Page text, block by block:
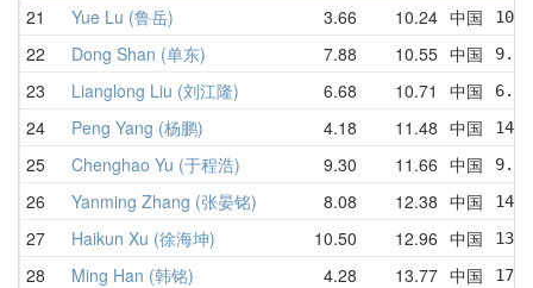
21 Yue Lu (鲁岳) 3.66 10.24 中国
22 Dong Shan (单东) 7.88 10.55 中国
23 Lianglong Liu (刘江隆) 6.68 10.71 中国
24 Peng Yang (杨鹏) 4.18 11.48 中国
25 Chenghao Yu (于程浩) 9.30 11.66 中国
26 Yanming Zhang (张晏铭) 8.08 12.38 中国
27 Haikun Xu (徐海坤) 10.50 12.96 中国
28 Ming Han (韩铭) 4.28 13.77 中国